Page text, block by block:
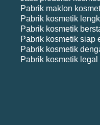
Pabrik maklon
Pabrik kosmetik
Pabrik kosmetik
Pabrik kosmetik siap
Pabrik kosmetik
Pabrik kosmetik legal